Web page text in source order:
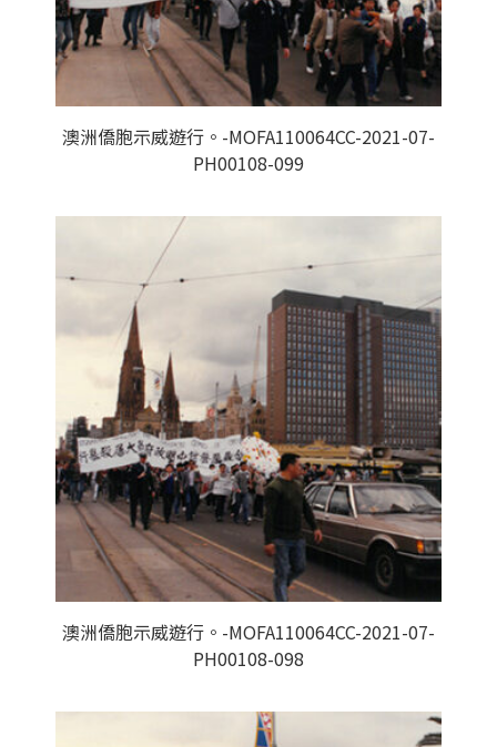
澳洲僑胞示威遊行。-MOFA110064CC-2021-07-
PH00108-099
澳洲僑胞示威遊行。-MOFA110064CC-2021-07-
PH00108-098